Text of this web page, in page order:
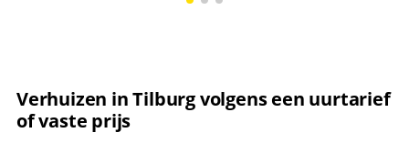
Verhuizen in Tilburg volgens een uurtarief
of vaste prijs